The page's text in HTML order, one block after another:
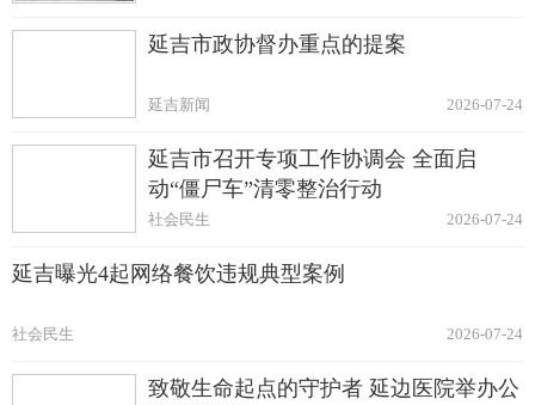
延吉市政协督办重点的提案
2026-07-24
延吉新闻
延吉市召开专项工作协调会 全面启
动“僵尸车”清零整治行动
2026-07-24
社会民生
延吉曝光4起网络餐饮违规典型案例
2026-07-24
社会民生
致敬生命起点的守护者 延边医院举办公